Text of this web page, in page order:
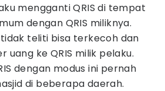
mengganti QRIS di tempat
dengan QRIS miliknya.
teliti bisa terkecoh dan
uang ke QRIS milik pelaku.
dengan modus ini pernah
di beberapa daerah.